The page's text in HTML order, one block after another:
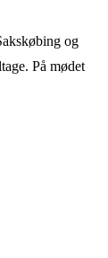
og
På mødet